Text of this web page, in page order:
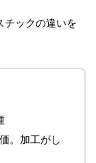
チックの違いを
。加工がし